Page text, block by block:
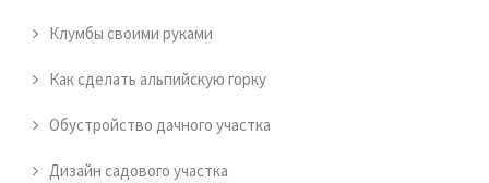
Клумбы своими руками
Как сделать альпийскую горку
Обустройство дачного участка
Дизайн садового участка